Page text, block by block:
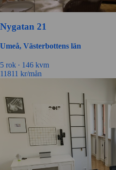
Nygatan 21
Umeå, Västerbottens län
5 rok ∙ 146 kvm
11811 kr/mån